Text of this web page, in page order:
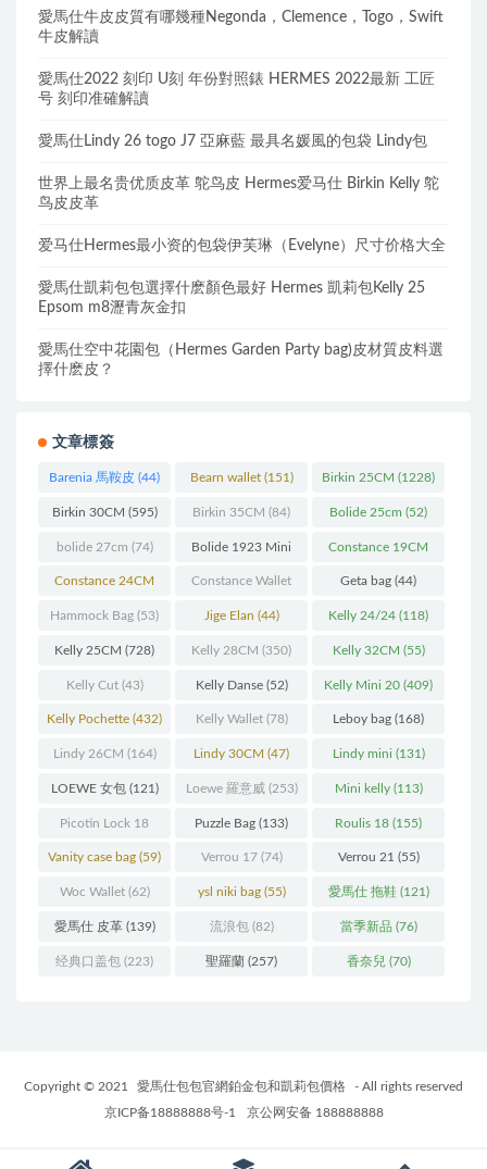
愛馬仕牛皮皮質有哪幾種Negonda，Clemence，Togo，Swift
牛皮解讀
愛馬仕2022 刻印 U刻 年份對照錶 HERMES 2022最新 工匠
号 刻印准確解讀
愛馬仕Lindy 26 togo J7 亞麻藍 最具名媛風的包袋 Lindy包
世界上最名贵优质皮革 鸵鸟皮 Hermes爱马仕 Birkin Kelly 鸵
鸟皮皮革
爱马仕Hermes最小资的包袋伊芙琳（Evelyne）尺寸价格大全
愛馬仕凱莉包包選擇什麽顏色最好 Hermes 凱莉包Kelly 25
Epsom m8瀝青灰金扣
愛馬仕空中花園包（Hermes Garden Party bag)皮材質皮料選
擇什麽皮？
文章標簽
Barenia 馬鞍皮 (44) Bearn wallet(151) Birkin 25CM (1228)
Birkin 30CM (595) Birkin 35CM (84) Bolide 25cm (52)
bolide 27cm (74) Bolide 1923 Mini
(93)
Constance 19CM
(571)
Constance 24CM
(216)
Constance Wallet
(60)
Geta bag (44)
Hammock Bag (53) Jige Elan (44) Kelly 24/24 (118)
Kelly 25CM (728) Kelly 28CM (350) Kelly 32CM (55)
Kelly Cut(43) Kelly Danse(52) Kelly Mini 20 (409)
Kelly Pochette (432) Kelly Wallet(78) Leboy bag (168)
Lindy 26CM (164) Lindy 30CM (47) Lindy mini (131)
LOEWE 女包(121) Loewe 羅意威(253) Mini kelly(113)
Picotin Lock 18
(202)
Puzzle Bag (133) Roulis 18 (155)
Vanity case bag (59) Verrou 17(74) Verrou 21 (55)
Woc Wallet(62) ysl niki bag(55) 愛馬仕 拖鞋(121)
愛馬仕 皮革(139) 流浪包(82) 當季新品 (76)
经典口盖包 (223) 聖羅蘭 (257) 香奈兒 (70)
Copyright © 2021 愛馬仕包包官網鉑金包和凱莉包價格
- All rights reserved
京ICP备18888888号-1
京公网安备 188888888